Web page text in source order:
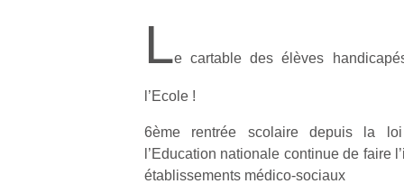
Le cartable des élèves
l’Ecole !
6ème rentrée scolaire depuis la
l’Education nationale continue de faire
établissements médico-sociaux